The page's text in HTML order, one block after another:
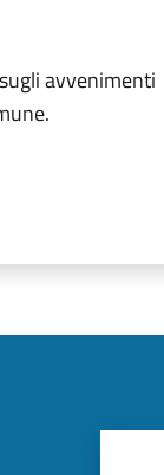
avvenimenti